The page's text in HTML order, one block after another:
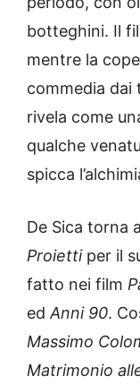
botteghini. Il
mentre la
commedia dai
rivela come
qualche
spicca
De Sica torna
Proiettiper il
fatto nei film
ed Anni 90.
Massimo
Matrimonio